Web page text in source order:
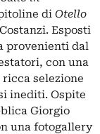
di Otello
Esposti
provenienti dal
con una
selezione
inediti. Ospite
Giorgio
una fotogallery